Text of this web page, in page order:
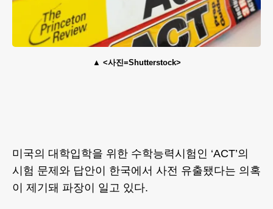
<사진=Shutterstock>
미국의 대학입학을 위한 수학능력시험인 ‘ACT’의
시험 문제와 답안이 한국에서 사전 유출됐다는 의혹
이 제기돼 파장이 일고 있다.